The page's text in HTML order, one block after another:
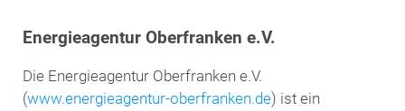
Energieagentur Oberfranken e.V.
Die Energieagentur Oberfranken e.V.
(www.energieagentur-oberfranken.de) ist ein